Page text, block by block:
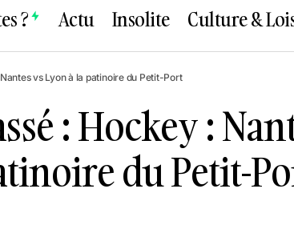
? Actu Insolite Culture &
passé : Hockey : Nantes vs
vs Lyon à la patinoire du Petit-Port
: Hockey :
du Petit-